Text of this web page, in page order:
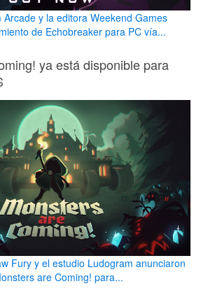
Arcade y la editora Weekend Games
de Echobreaker para PC vía...
ya está disponible para
Fury y el estudio Ludogram anunciaron
are Coming! para...